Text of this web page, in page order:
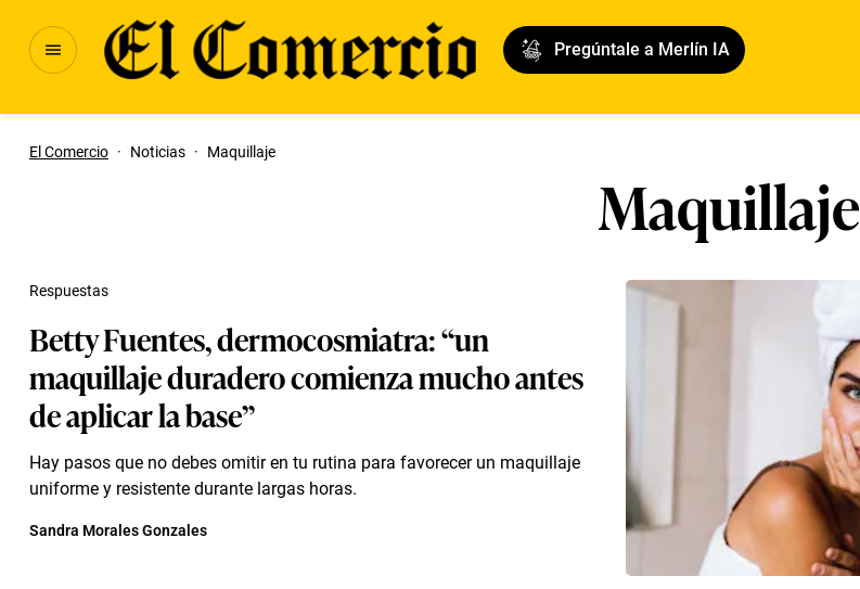
Pregúntale a Merlín IA
El Comercio · Noticias · Maquillaje
Maquillaje
Betty Fuentes, dermocosmiatra: “un
maquillaje duradero comienza mucho antes
de aplicar la base”
Hay pasos que no debes omitir en tu rutina para favorecer un maquillaje
uniforme y resistente durante largas horas.
Respuestas
Sandra Morales Gonzales